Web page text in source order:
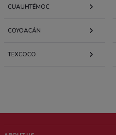
CUAUHTÉMOC
COYOACÁN
TEXCOCO